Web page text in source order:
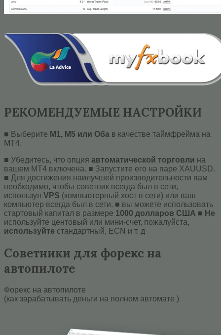
РЕКОМЕНДУЕМЫЕ НАСТРОЙКИ
■ Выберите M1, M5 или Оба в качестве таймфрейма на
МТ4.
■ Убедитесь, что опция автоматической торговли на
вашем МТ4 включена. ■ Запустите его на паре XAUUSD.
■ Для достижения наилучшей производительности вам
необходимо, чтобы советник всегда был в сети,
используя VPS (компьютерный хост в сети) или ваш
компьютер всегда был в сети. ■ вы можете использовать
стартовый капитал в размере 1000 долларов США ■ Не
используйте центовый или мини-счет, пожалуйста,
используйте стандартный, ECN и т. д
Советники для форекс на
автопилоте
Форекс на автопилоте
(как зарабатывать деньги на полном автомате )